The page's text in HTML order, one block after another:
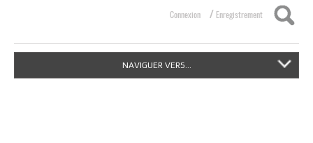
Connexion / Enregistrement
NAVIGUER VERS...